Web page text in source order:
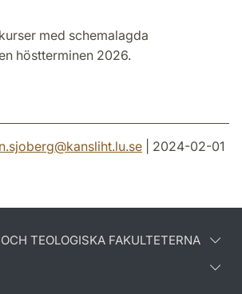
med schemalagda
höstterminen 2026.
@kansliht.lu.se | 2024-02-01
TEOLOGISKA FAKULTETERNA